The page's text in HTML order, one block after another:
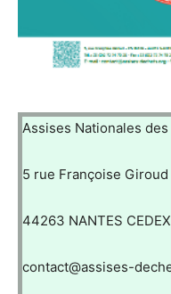
Assises Nationales
5 rue Françoise Giroud
44263 NANTES
contact@assises-